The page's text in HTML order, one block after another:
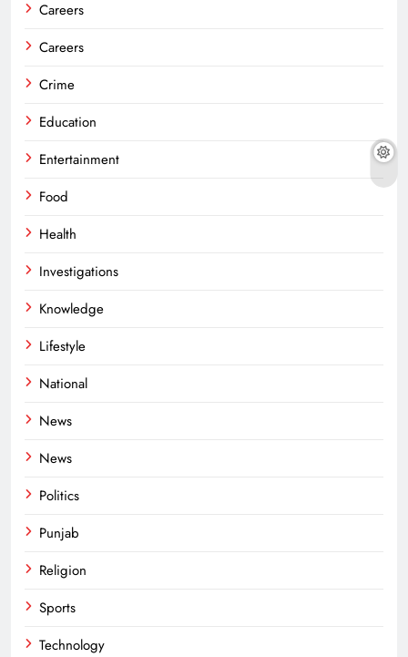
Careers
Careers
Crime
Education
Entertainment
Food
Health
Investigations
Knowledge
Lifestyle
National
News
News
Politics
Punjab
Religion
Sports
Technology